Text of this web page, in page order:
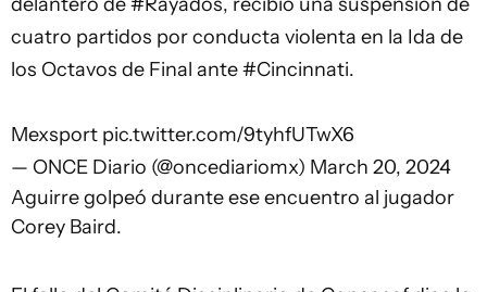
cuatro partidos por conducta violenta en la Ida de
los Octavos de Final ante#Cincinnati.
Mexsport pic.twitter.com/9tyhfUTwX6
— ONCE Diario (@oncediariomx) March 20, 2024
Aguirre golpeó durante ese encuentro al jugador
Corey Baird.